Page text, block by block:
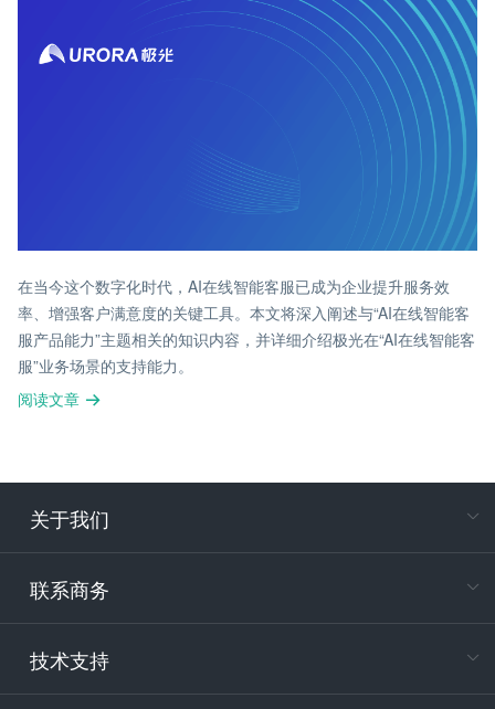
在当今这个数字化时代，AI在线智能客服已成为企业提升服务效
率、增强客户满意度的关键工具。本文将深入阐述与“AI在线智能客
服产品能力”主题相关的知识内容，并详细介绍极光在“AI在线智能客
服”业务场景的支持能力。
阅读文章
关于我们
联系商务
技术支持
电
400-